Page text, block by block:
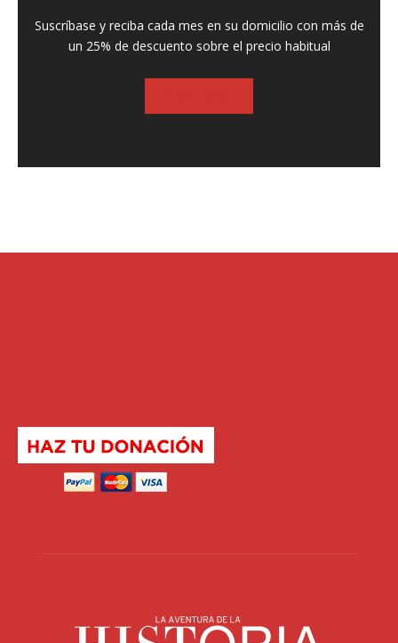
Suscríbase y reciba cada mes en su domicilio con más de
un 25% de descuento sobre el precio habitual